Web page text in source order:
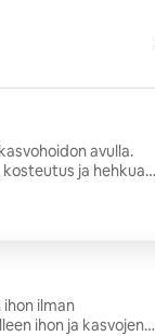
avulla.
ja hehkua
ja
ilman
ihon ja kasvojen